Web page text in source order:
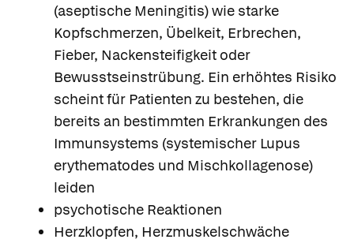
(aseptische Meningitis) wie starke
Kopfschmerzen, Übelkeit, Erbrechen,
Fieber, Nackensteifigkeit oder
Bewusstseinstrübung. Ein erhöhtes Risiko
scheint für Patienten zu bestehen, die
bereits an bestimmten Erkrankungen des
Immunsystems (systemischer Lupus
erythematodes und Mischkollagenose)
leiden
psychotische Reaktionen
Herzklopfen, Herzmuskelschwäche